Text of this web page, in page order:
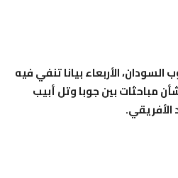
الأربعاء بيانا تنفي فيه
بين جوبا وتل أبيب